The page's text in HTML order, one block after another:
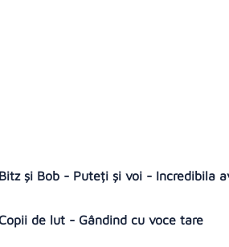
Bitz și Bob - Puteți și voi - Incredibila
de lut - Gândind cu voce tare